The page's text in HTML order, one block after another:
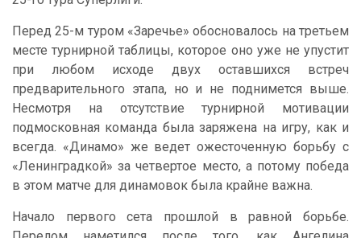
Перед 25-м туром «Заречье» обосновалось на третьем
месте турнирной таблицы, которое оно уже не упустит
при любом исходе двух оставшихся встреч
предварительного этапа, но и не поднимется выше.
Несмотря на отсутствие турнирной мотивации
подмосковная команда была заряжена на игру, как и
всегда. «Динамо» же ведет ожесточенную борьбу с
«Ленинградкой» за четвертое место, а потому победа
в этом матче для динамовок была крайне важна.
Начало первого сета прошлой в равной борьбе.